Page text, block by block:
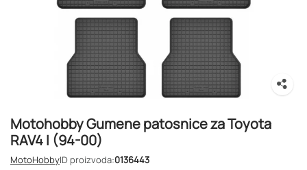
Motohobby Gumene patosnice za Toyota
RAV4 I (94-00)
MotoHobbyID proizvoda:0136443